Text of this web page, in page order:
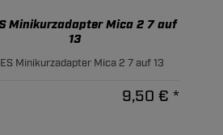
Minikurzadapter Mica 2 7 auf
13
Minikurzadapter Mica 2 7 auf 13
9,50 € *